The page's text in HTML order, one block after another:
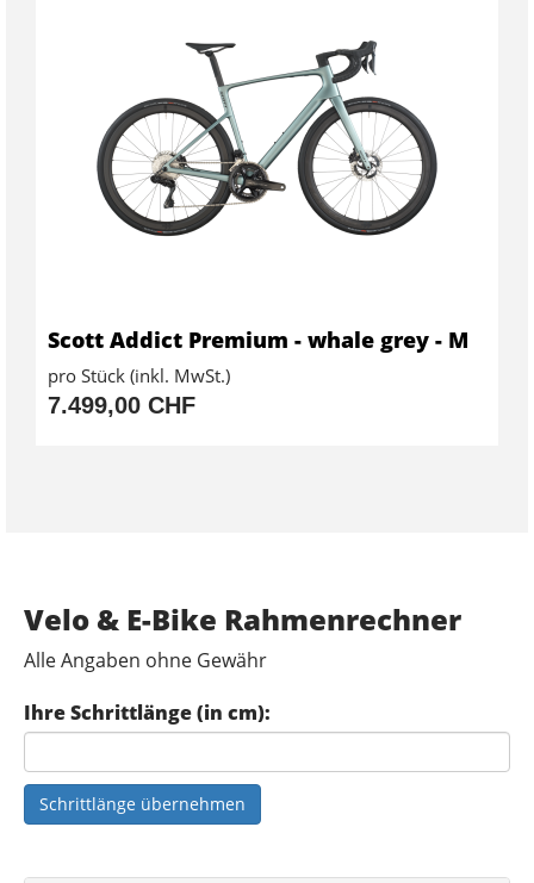
Scott Addict Premium - whale grey - M
pro Stück (inkl. MwSt.)
7.499,00 CHF
Velo & E-Bike Rahmenrechner
Alle Angaben ohne Gewähr
Ihre Schrittlänge (in cm):
Schrittlänge übernehmen